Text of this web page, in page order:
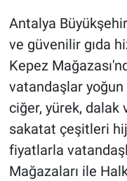
Antalya
ve güvenilir gıda
Kepez
vatandaşlar
ciğer, yürek,
sakatat çeşitleri
fiyatlarla
Mağazaları ile